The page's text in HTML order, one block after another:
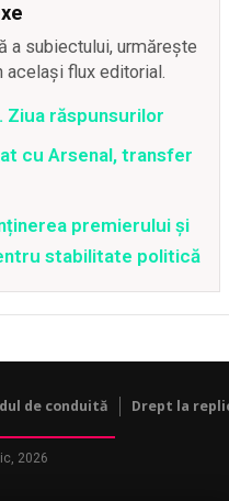
a subiectului, urmărește
flux editorial.
Ziua răspunsurilor
cu Arsenal, transfer
premierului și
stabilitate politică
de conduită Drept la
2026